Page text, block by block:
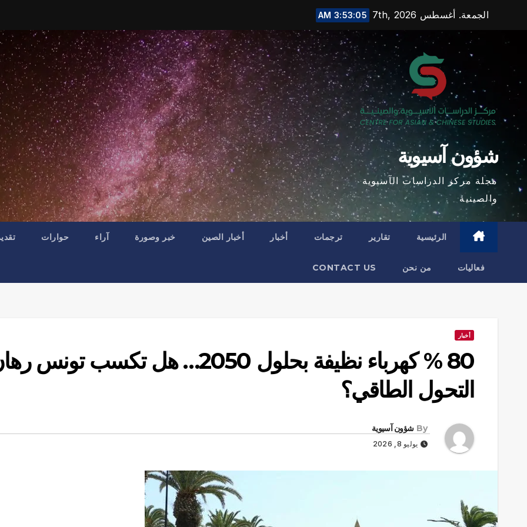
content
الجمعة. أغسطس 7th, 2026 3:53:06 AM
شؤون آسيوية
مجلة مركز الدراسات الآسيوية
والصينية
الرئيسية تقارير ترجمات أخبار أخبار الصين خبر وصورة آراء حوارات
فعاليات من نحن CONTACT US
أخبار
80 % كهرباء نظيفة بحلول 2050… هل تكسب تونس
التحول الطاقي؟
By شؤون آسيوية
يوليو 8, 2026